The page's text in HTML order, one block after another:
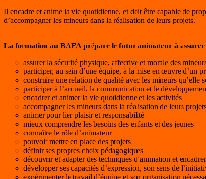
Il encadre et anime la vie quotidienne, et doit être capable de
d’accompagner les mineurs dans la réalisation de leurs projets.
La formation au BAFA prépare le futur animateur à assurer
assurer la sécurité physique, affective et morale des
participer, au sein d’une équipe, à la mise en œuvre d’un
construire une relation de qualité avec les mineurs qu’elle
participer à l’accueil, la communication et le
encadrer et animer la vie quotidienne et les activités
accompagner les mineurs dans la réalisation de leurs projets
animer pour lier plaisir et responsabilité
mieux comprendre les besoins des enfants et des jeunes
connaître le rôle d’animateur
pouvoir mettre en place des projets
définir ses propres choix pédagogiques
découvrir et adapter des techniques d’animation et
développer ses capacités d’expression, son sens de
expérimenter le travail d’équipe et son organisation